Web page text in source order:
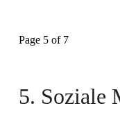
Page 5 of 7
5. Soziale